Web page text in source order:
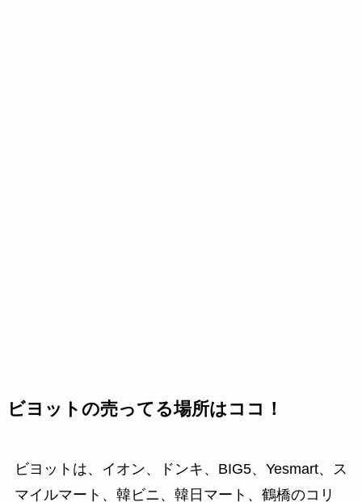
ビヨットの売ってる場所はココ！
ビヨットは、イオン、ドンキ、BIG5、Yesmart、ス
マイルマート、韓ビニ、韓日マート、鶴橋のコリ